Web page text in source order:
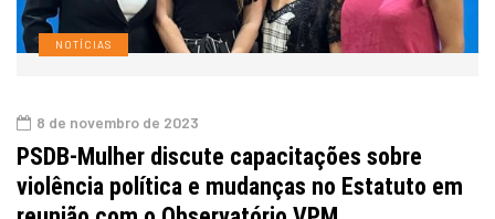
NOTÍCIAS
8 de novembro de 2023
PSDB-Mulher discute capacitações sobre
violência política e mudanças no Estatuto em